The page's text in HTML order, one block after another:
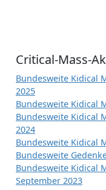
Critical-Mass-
Bundesweite Kidical
2025
Bundesweite Kidical
Bundesweite Kidical
2024
Bundesweite Kidical
Bundesweite
Bundesweite Kidical
September 2023